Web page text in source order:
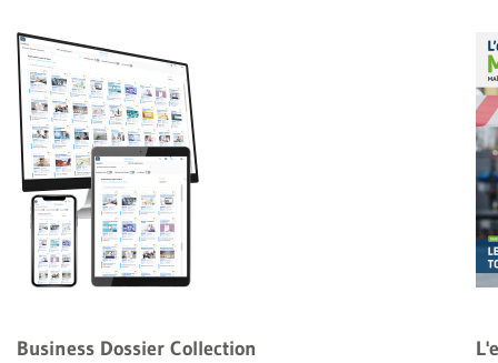
Business Dossier Collection